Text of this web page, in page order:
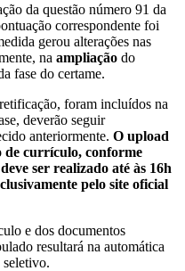
da questão número 91 da
correspondente foi
gerou alterações nas
na ampliação do
fase do certame.
foram incluídos na
deverão seguir
anteriormente. O upload
de currículo, conforme
ser realizado até às 16h
pelo site oficial
e dos documentos
resultará na automática